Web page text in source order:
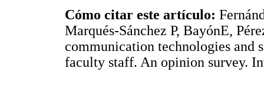
Cómo citar este artículo:
Marqués-Sánchez P, BayónE,
communication technologies and
faculty staff. An opinion survey.